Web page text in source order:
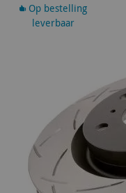
Op bestelling
leverbaar